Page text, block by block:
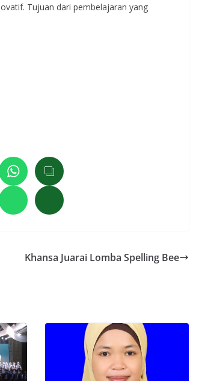
Tujuan dari pembelajaran yang
Khansa Juarai Lomba Spelling Bee